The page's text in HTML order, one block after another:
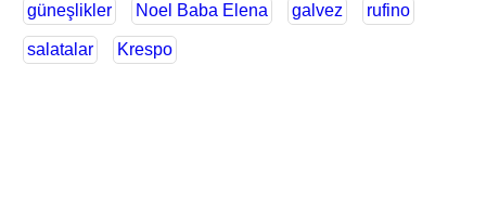
güneşlikler Noel Baba Elena galvez rufino
salatalar Krespo